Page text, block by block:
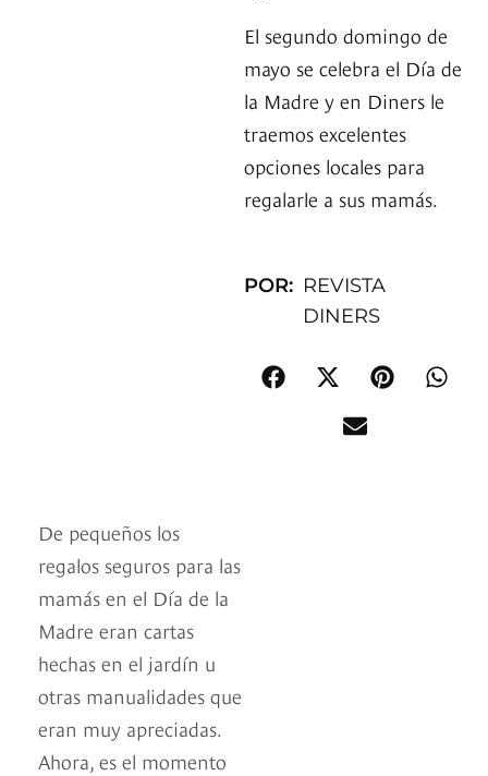
El segundo domingo de
mayo se celebra el Día de
la Madre y en Diners le
traemos excelentes
opciones locales para
regalarle a sus mamás.
POR: REVISTA
DINERS
De pequeños los
regalos seguros para las
mamás en el Día de la
Madre eran cartas
hechas en el jardín u
otras manualidades que
eran muy apreciadas.
Ahora, es el momento